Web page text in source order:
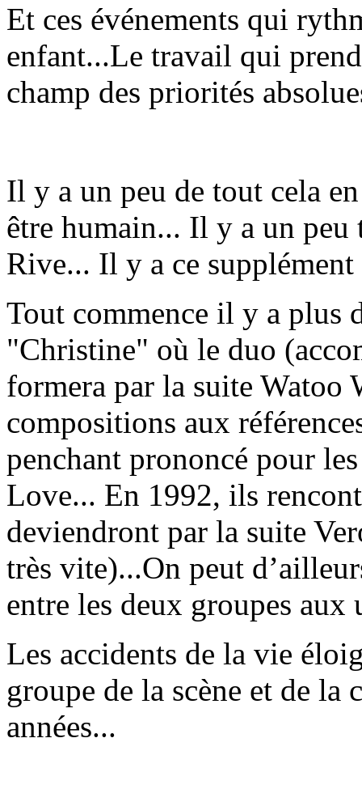
Et ces événements qui
enfant...Le travail qui
champ des priorités
Il y a un peu de tout cela
être humain... Il y a un peu
Rive... Il y a ce supplément
Tout commence il y a plus
"Christine" où le duo
formera par la suite Watoo
compositions aux
penchant prononcé pour
Love... En 1992, ils
deviendront par la suite
très vite)...On peut
entre les deux groupes aux
Les accidents de la vie
groupe de la scène et de
années...